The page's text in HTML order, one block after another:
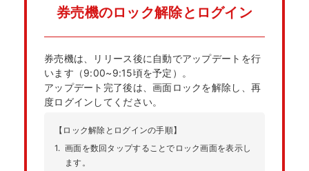
券売機のロック解除とログイン
券売機は、リリース後に自動でアップデートを行
います（9:00~9:15頃を予定）。
アップデート完了後は、画面ロックを解除し、再
度ログインしてください。
【ロック解除とログインの手順】
1. 画面を数回タップすることでロック画面を表示し
ます。